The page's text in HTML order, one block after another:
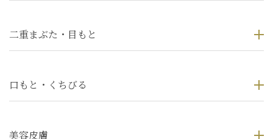
二重まぶた・目もと
口もと・くちびる
美容皮膚